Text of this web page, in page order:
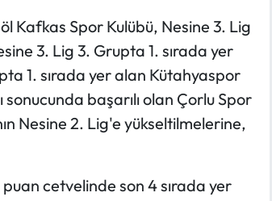
Kafkas Spor Kulübü, Nesine 3. Lig
3. Lig 3. Grupta 1. sırada yer
1. sırada yer alan Kütahyaspor
başarılı olan Çorlu Spor
Nesine 2. Lig'e yükseltilmelerine,
cetvelinde son 4 sırada yer